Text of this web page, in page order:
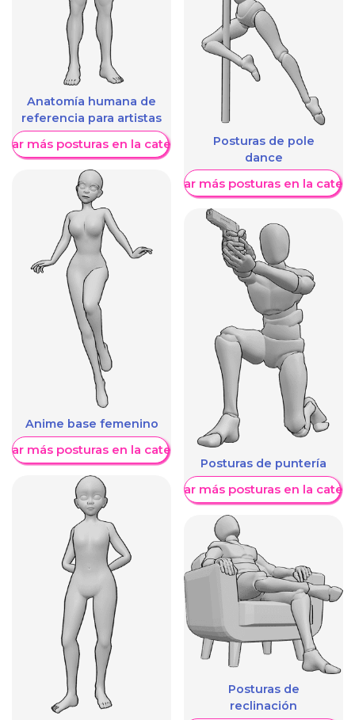
Anatomía humana de
referencia para artistas
más posturas en la categoría
Anime base femenino
más posturas en la categoría
Posturas de pole
dance
Mostrar más posturas en la
Posturas de puntería
Mostrar más posturas en la
Posturas de
reclinación